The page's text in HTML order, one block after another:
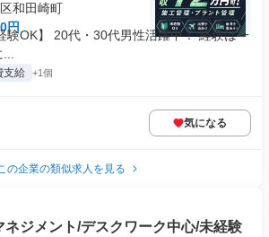
和田崎町
円
験OK】 20代・30代男性活躍中！ 経験は一
支給 +1個
気になる
の企業の類似求人を見る
ネジメント/デスクワーク中心/未経験